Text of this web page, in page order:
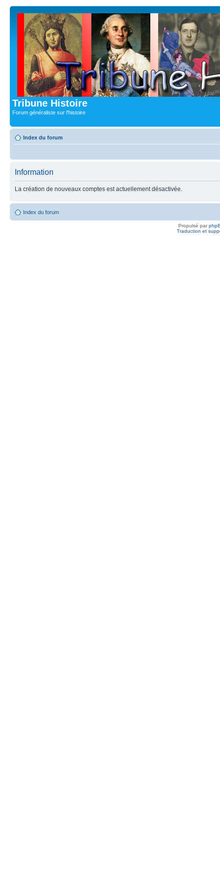
Tribune Histoire
Forum généraliste sur l'histoire
Index du forum
Information
La création de nouveaux comptes est actuellement désactivée.
Index du forum
Propulsé par
Traduction et